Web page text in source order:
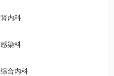
肾内科
感染科
综合内科